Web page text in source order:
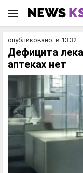
опубликовано: в 13:32
Дефицита
аптеках нет